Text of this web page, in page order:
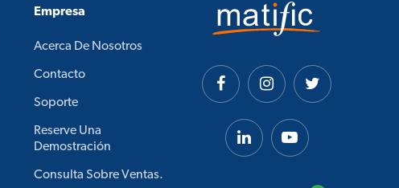
Empresa
Acerca De Nosotros
Contacto
Soporte
Reserve Una
Demostración
Consulta Sobre Ventas.